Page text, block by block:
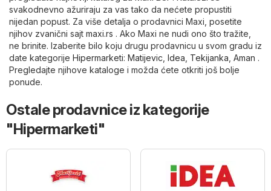
svakodnevno ažuriraju za vas tako da nećete propustiti
nijedan popust. Za više detalja o prodavnici Maxi, posetite
njihov zvanični sajt maxi.rs . Ako Maxi ne nudi ono što tražite,
ne brinite. Izaberite bilo koju drugu prodavnicu u svom gradu iz
date kategorije Hipermarketi: Matijevic Idea Tekijanka Aman .
Pregledajte njihove kataloge i možda ćete otkriti još bolje
ponude.
Ostale prodavnice iz kategorije
"Hipermarketi"